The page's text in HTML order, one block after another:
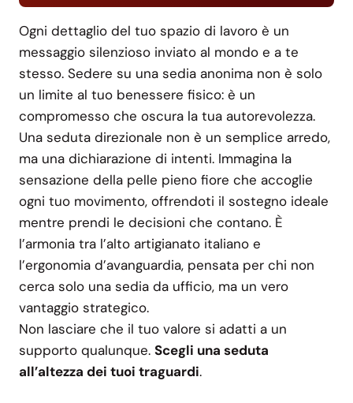
Ogni dettaglio del tuo spazio di lavoro è un
messaggio silenzioso inviato al mondo e a te
stesso. Sedere su una sedia anonima non è solo
un limite al tuo benessere fisico: è un
compromesso che oscura la tua autorevolezza.
Una seduta direzionale non è un semplice arredo,
ma una dichiarazione di intenti. Immagina la
sensazione della pelle pieno fiore che accoglie
ogni tuo movimento, offrendoti il sostegno ideale
mentre prendi le decisioni che contano. È
l’armonia tra l’alto artigianato italiano e
l’ergonomia d’avanguardia, pensata per chi non
cerca solo una sedia da ufficio, ma un vero
vantaggio strategico.
Non lasciare che il tuo valore si adatti a un
supporto qualunque. Scegli una seduta
all’altezza dei tuoi traguardi.